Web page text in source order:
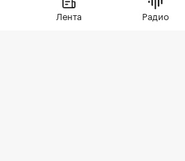
Лента Радио